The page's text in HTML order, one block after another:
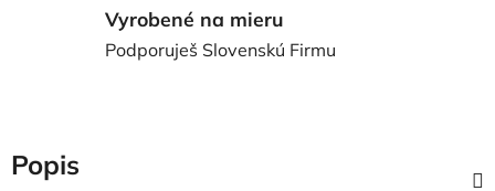
Vyrobené na mieru
Podporuješ Slovenskú Firmu
Popis